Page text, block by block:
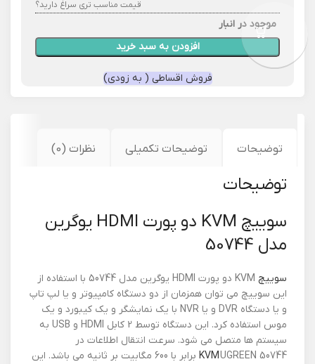
قیمت مناسب تری سراغ دارید؟
موجود در انبار
افزودن به سبد خرید
فروش اقساطی ( به زودی)
توضیحات توضیحات تکمیلی نظرات (0)
توضیحات
سوییچ KVM دو پورت HDMI یوگرین
مدل 50744
سوییچ
KVM دو پورت HDMI یوگرین مدل 50744 با استفاده از
این سوییچ می توان همزمان از دو دستگاه کامپیوتر و یا لپ تاپ
و یا دستگاه DVR و یا NVR با یک نمایشگر و یک کیبورد و یک
موس استفاده کرد. این دستگاه توسط 2 کابل HDMI و USB به
سیستم ها متصل می شود. سرعت انتقال اطلاعات در
KVM
UGREEN 50744 برابر با 600 مگابیت بر ثانیه می باشد. این